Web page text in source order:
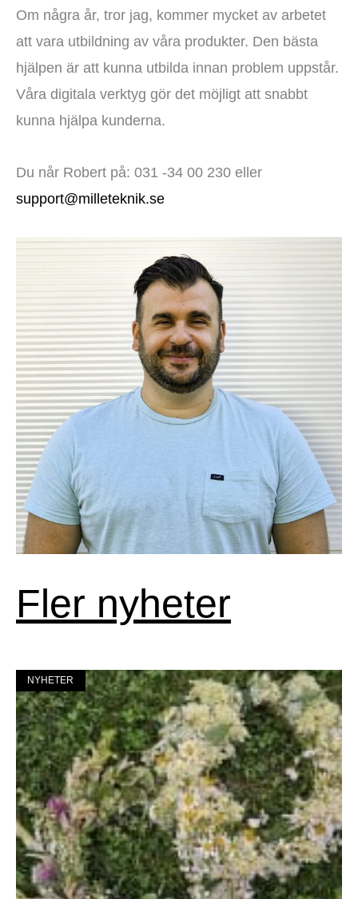
Om några år, tror jag, kommer mycket av arbetet
att vara utbildning av våra produkter. Den bästa
hjälpen är att kunna utbilda innan problem uppstår.
Våra digitala verktyg gör det möjligt att snabbt
kunna hjälpa kunderna.
Du når Robert på: 031 -34 00 230 eller
support@milleteknik.se
Fler nyheter
NYHETER